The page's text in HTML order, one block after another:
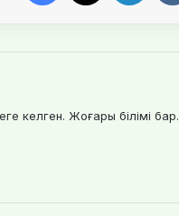
келген. Жоғары білімі